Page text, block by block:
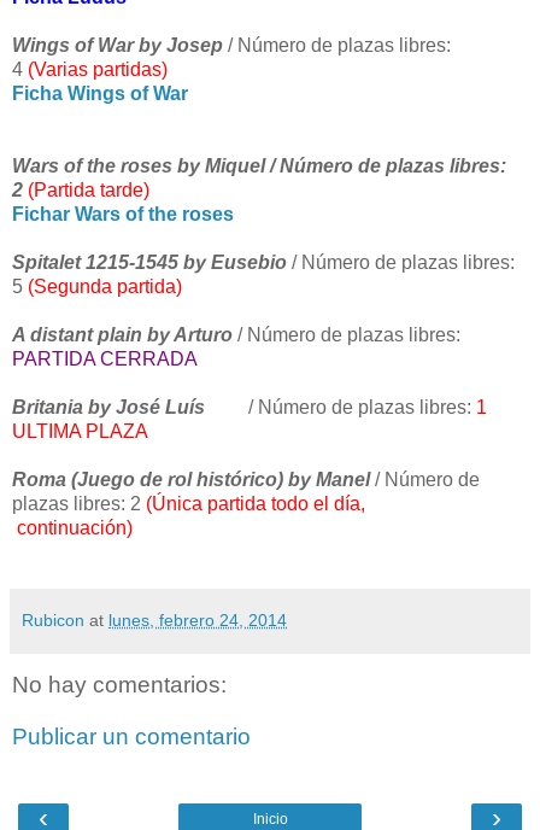
Wings of War by Josep / Número de plazas libres:
4 (Varias partidas)
Ficha Wings of War
Wars of the roses by Miquel / Número de plazas libres:
2 (Partida tarde)
Fichar Wars of the roses
Spitalet 1215-1545 by Eusebio / Número de plazas libres:
5 (Segunda partida)
A distant plain by Arturo / Número de plazas libres:
PARTIDA CERRADA
Britania by José Luís / Número de plazas libres: 1
ULTIMA PLAZA
Roma (Juego de rol histórico) by Manel/ Número de
plazas libres: 2 (Única partida todo el día,
continuación)
Rubicon at lunes, febrero 24, 2014
No hay comentarios:
Publicar un comentario
‹ ›
Inicio